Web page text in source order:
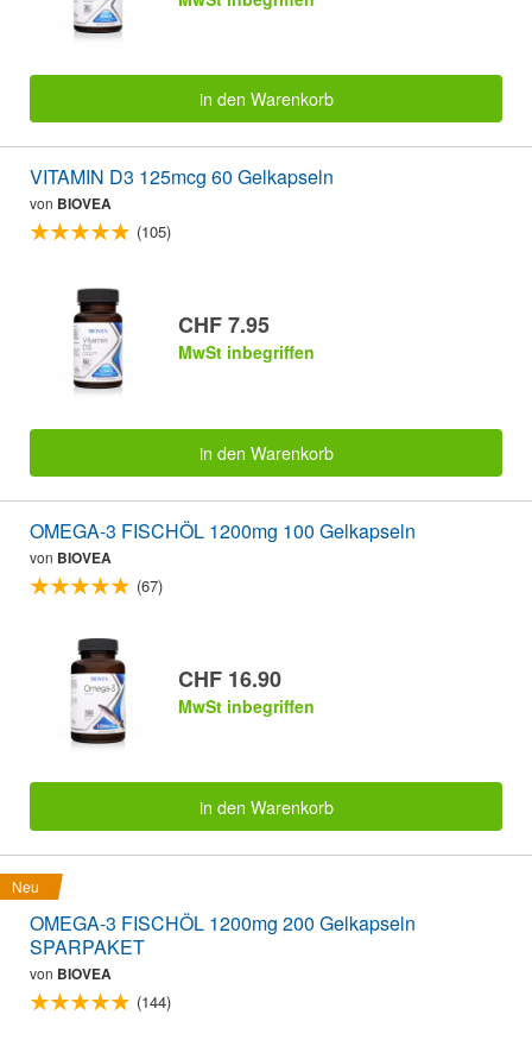
in den Warenkorb
VITAMIN D3 125mcg 60 Gelkapseln
von BIOVEA
(105)
CHF 7.95
MwSt inbegriffen
in den Warenkorb
OMEGA-3 FISCHÖL 1200mg 100 Gelkapseln
von BIOVEA
(67)
CHF 16.90
MwSt inbegriffen
in den Warenkorb
Neu
OMEGA-3 FISCHÖL 1200mg 200 Gelkapseln
SPARPAKET
von BIOVEA
(144)